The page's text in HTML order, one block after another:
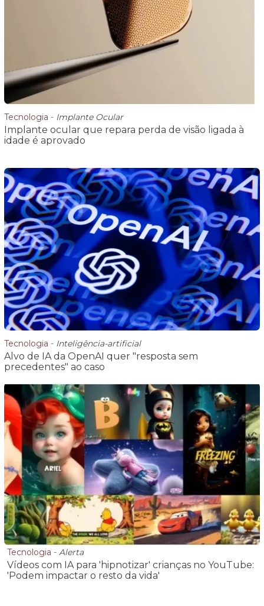
Tecnologia - Implante Ocular
Implante ocular que repara perda de visão ligada à
idade é aprovado
Tecnologia - Inteligência-artificial
Alvo de IA da OpenAI quer "resposta sem
precedentes" ao caso
Tecnologia - Alerta
Vídeos com IA para 'hipnotizar' crianças no YouTube:
'Podem impactar o resto da vida'